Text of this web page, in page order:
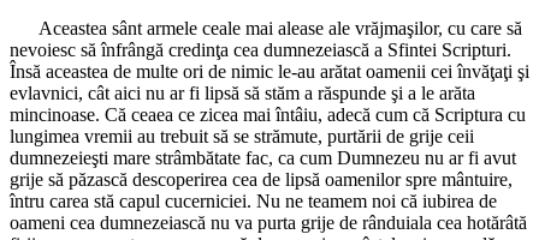
Aceastea sânt armele ceale mai alease ale vrăjmaşilor, cu care să
nevoiesc să înfrângă credinţa cea dumnezeiască a Sfintei Scripturi.
Însă aceastea de multe ori de nimic le-au arătat oamenii cei învăţaţi şi
evlavnici, cât aici nu ar fi lipsă să stăm a răspunde şi a le arăta
mincinoase. Că ceaea ce zicea mai întâiu, adecă cum că Scriptura cu
lungimea vremii au trebuit să se strămute, purtării de grije ceii
dumnezeieşti mare strâmbătate fac, ca cum Dumnezeu nu ar fi avut
grije să păzască descoperirea cea de lipsă oamenilor spre mântuire,
întru carea stă capul cucerniciei. Nu ne teamem noi că iubirea de
oameni cea dumnezeiască nu va purta grije de rânduiala cea hotărâtă